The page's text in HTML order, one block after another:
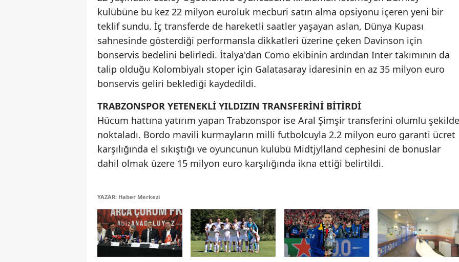
Kütahya
Malatya
Manisa
Kahramanmaraş
Muş
Nevşehir
Rize
Sakarya
kulübüne bu kez 22 milyon euroluk mecburi satın alma opsiyonu içeren yeni bir
teklif sundu. İç transferde de hareketli saatler yaşayan aslan, Dünya Kupası
sahnesinde gösterdiği performansla dikkatleri üzerine çeken Davinson için
bonservis bedelini belirledi. İtalya'dan Como ekibinin ardından Inter takımının da
talip olduğu Kolombiyalı stoper için Galatasaray idaresinin en az 35 milyon euro
bonservis geliri beklediği kaydedildi.
TRABZONSPOR YETENEKLİ YILDIZIN TRANSFERİNİ BİTİRDİ
Hücum hattına yatırım yapan Trabzonspor ise Aral Şimşir transferini olumlu şekilde
noktaladı. Bordo mavili kurmayların milli futbolcuyla 2.2 milyon euro garanti ücret
karşılığında el sıkıştığı ve oyuncunun kulübü Midtjylland cephesini de bonuslar
dahil olmak üzere 15 milyon euro karşılığında ikna ettiği belirtildi.
YAZAR: Haber Merkezi